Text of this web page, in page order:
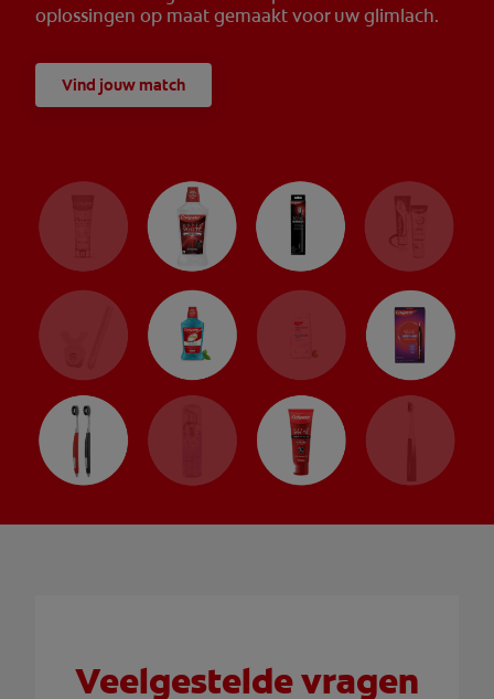
oplossingen op maat gemaakt voor uw glimlach.
Vind jouw match
Veelgestelde vragen